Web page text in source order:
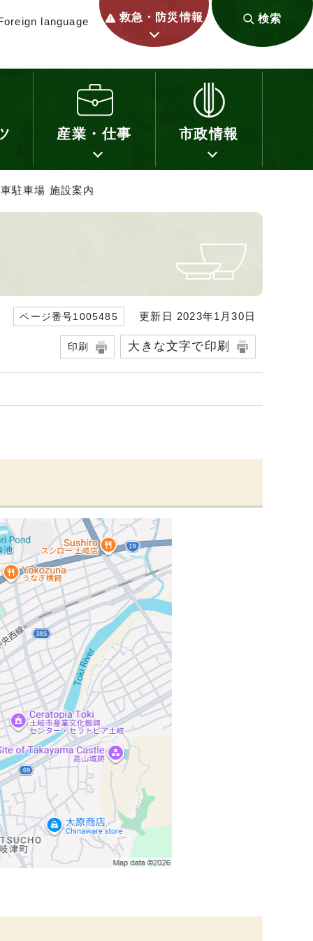
language 救急・防災情報 検索
産業・仕事 市政情報
駐車場 施設案内
ページ番号1005485 更新日 2023年1月30日
印刷 大きな文字で印刷